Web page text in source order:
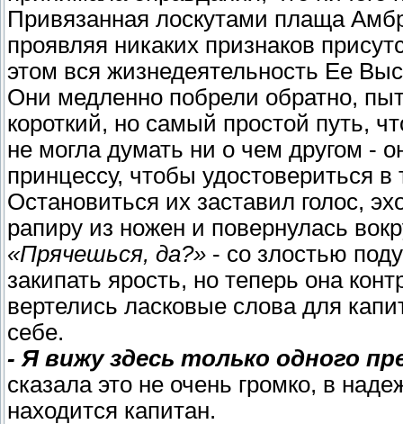
Привязанная лоскутами плаща
проявляя никаких признаков
этом вся жизнедеятельность Ее
Они медленно побрели обратно,
короткий, но самый простой путь,
не могла думать ни о чем другом -
принцессу, чтобы удостовериться
Остановиться их заставил голос,
рапиру из ножен и повернулась
«Прячешься, да?» - со злостью
закипать ярость, но теперь она
вертелись ласковые слова для
себе.
- Я вижу здесь только одного
сказала это не очень громко, в
находится капитан.